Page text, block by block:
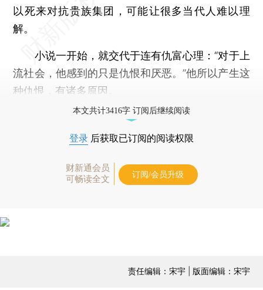
以死来对抗贵族集团，可能让很多当代人难以理
解。
小说一开始，就交代于连有仇富心理：“对于上
流社会，他感到的只是仇恨和厌恶。”他所以产生这
种仇恨，有诸多原因。
本文共计3416字 订阅后继续阅读
登录 后获取已订阅的阅读权限
财新通会员
可畅读全文
订阅/会员升级
责任编辑：宋宇 | 版面编辑：宋宇